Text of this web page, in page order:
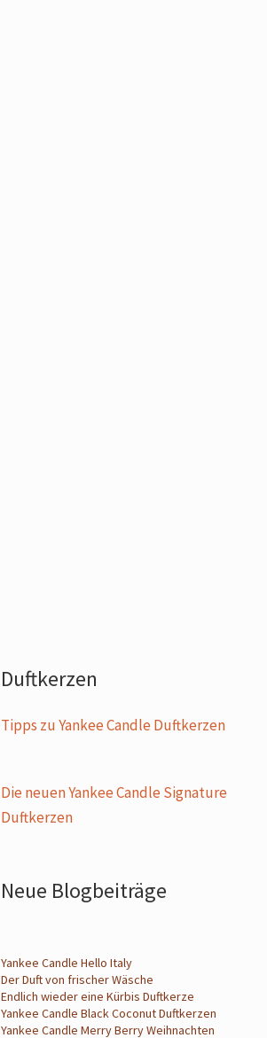
Duftkerzen
Tipps zu Yankee Candle Duftkerzen
Die neuen Yankee Candle Signature
Duftkerzen
Neue Blogbeiträge
Yankee Candle Hello Italy
Der Duft von frischer Wäsche
Endlich wieder eine Kürbis Duftkerze
Yankee Candle Black Coconut Duftkerzen
Yankee Candle Merry Berry Weihnachten